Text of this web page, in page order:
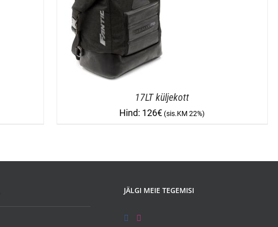
17LT küljekott
126€
JÄLGI MEIE TEGEMISI